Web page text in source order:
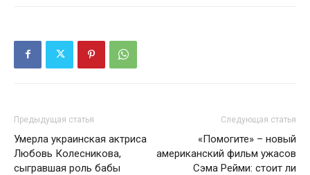
Предыдущая статья
Умерла украинская актриса
Любовь Колесникова,
сыгравшая роль бабы
Следующая статья
«Помогите» – новый
американский фильм ужасов
Сэма Рейми: стоит ли